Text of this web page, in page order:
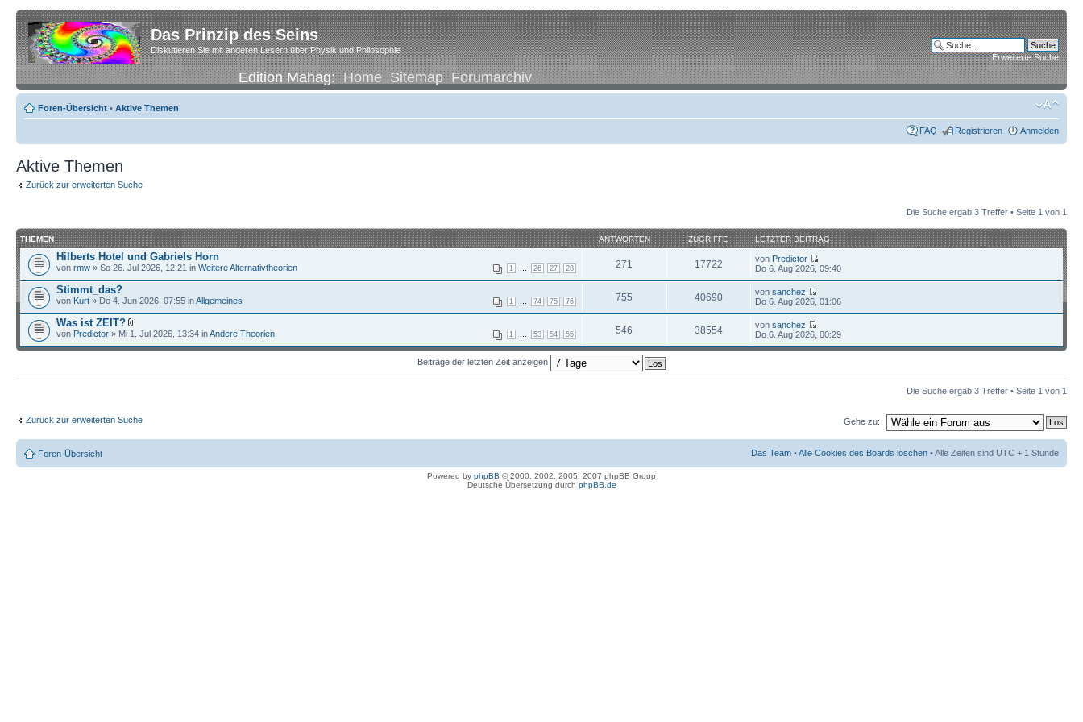
Das Prinzip des Seins
Diskutieren Sie mit anderen Lesern über Physik und Philosophie
Edition Mahag:Home Sitemap Forumarchiv
Erweiterte Suche
Foren-Übersicht • Aktive Themen
FAQ Registrieren Anmelden
Aktive Themen
Zurück zur erweiterten Suche
Die Suche ergab 3 Treffer • Seite 1 von 1
THEMEN ANTWORTEN ZUGRIFFE LETZTER BEITRAG
Hilberts Hotel und Gabriels Horn
1 26 27 28
von rmw » So 26. Jul 2026, 12:21 in Weitere Alternativtheorien 271 17722 von Predictor
Do 6. Aug 2026, 09:40
Stimmt_das?
1 74 75 76
von Kurt » Do 4. Jun 2026, 07:55 inAllgemeines 755 40690 vonsanchez
Do 6. Aug 2026, 01:06
Was ist ZEIT?
1 53 54 55
von Predictor » Mi 1. Jul 2026, 13:34 inAndere Theorien 546 38554 vonsanchez
Do 6. Aug 2026, 00:29
Beiträge der letzten Zeit anzeigen
Die Suche ergab 3 Treffer • Seite 1 von 1
Zurück zur erweiterten Suche Gehe zu:
Foren-Übersicht Das Team •Alle Cookies des Boards löschen • Alle Zeiten sind UTC + 1 Stunde
Powered by phpBB © 2000, 2002, 2005, 2007 phpBB Group
Deutsche Übersetzung durch phpBB.de